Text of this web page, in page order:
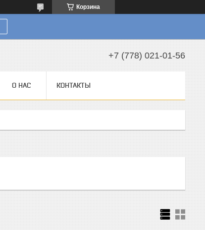
Корзина
+7 (778) 021-01-56
О НАС КОНТАКТЫ